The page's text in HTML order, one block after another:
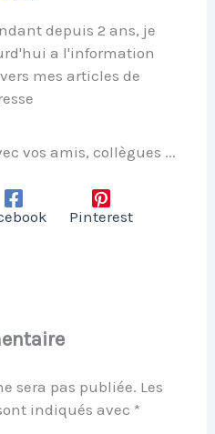
depuis 2 ans, je
a l'information
mes articles de
vos amis, collègues ...
Pinterest
sera pas publiée. Les
indiqués avec *